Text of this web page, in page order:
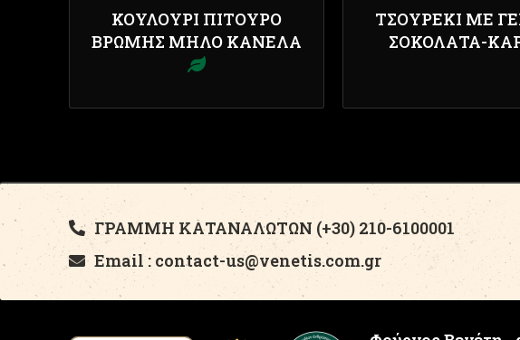
ΚΟΥΛΟΎΡΙ ΠΊΤΟΥΡΟ
ΒΡΏΜΗΣ ΜΉΛΟ ΚΑΝΈΛΑ
ΤΣΟΥΡΈΚΙ ΜΕ
ΣΟΚΟΛΆΤΑ-
ΓΡΑΜΜΗ ΚΑΤΑΝΑΛΩΤΩΝ (+30) 210-6100001
Email : contact-us@venetis.com.gr